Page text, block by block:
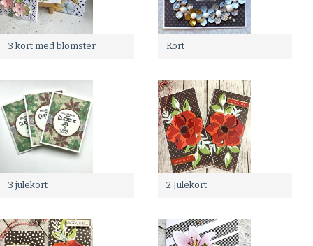
3 kort med blomster Kort
3 julekort 2 Julekort